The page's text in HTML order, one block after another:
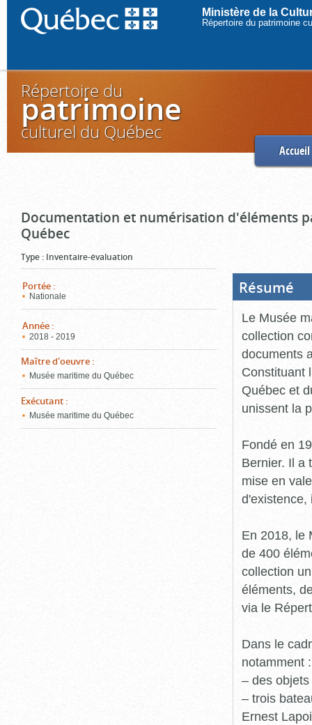
Ministère de la
Répertoire du patrimoine
Répertoire du
patrimoine
culturel du Québec
Accueil
Documentation et numérisation d'éléments
Québec
Type : Inventaire-évaluation
Portée :
Nationale
Année :
2018 - 2019
Maître d'oeuvre :
Musée maritime du Québec
Exécutant :
Musée maritime du Québec
Résumé
Le Musée
collection
documents
Constituant
Québec et
unissent la
Fondé en
Bernier. Il a
mise en
d'existence,
En 2018, le
de 400
collection
éléments,
via le
Dans le
notamment :
– des
– trois
Ernest